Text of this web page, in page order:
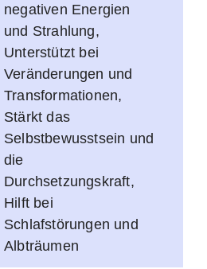
negativen Energien
und Strahlung,
Unterstützt bei
Veränderungen und
Transformationen,
Stärkt das
Selbstbewusstsein und
die
Durchsetzungskraft,
Hilft bei
Schlafstörungen und
Albträumen